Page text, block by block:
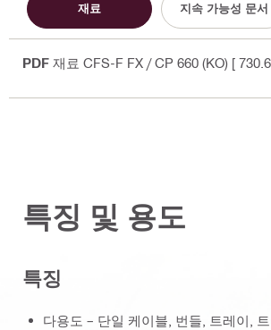
재료 지속 가능성 문서
PDF 재료 CFS-F FX / CP 660 (KO) [
특징 및 용도
특징
다용도 – 단일 케이블, 번들, 트레이,